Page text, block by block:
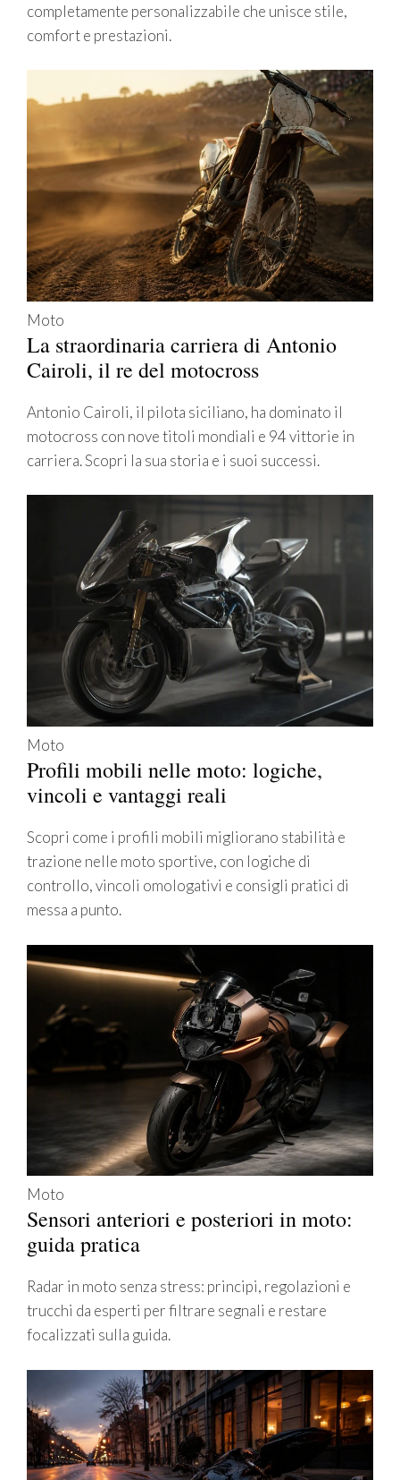
completamente personalizzabile che unisce stile,
comfort e prestazioni.
Moto
La straordinaria carriera di Antonio
Cairoli, il re del motocross
Antonio Cairoli, il pilota siciliano, ha dominato il
motocross con nove titoli mondiali e 94 vittorie in
carriera. Scopri la sua storia e i suoi successi.
Moto
Profili mobili nelle moto: logiche,
vincoli e vantaggi reali
Scopri come i profili mobili migliorano stabilità e
trazione nelle moto sportive, con logiche di
controllo, vincoli omologativi e consigli pratici di
messa a punto.
Moto
Sensori anteriori e posteriori in moto:
guida pratica
Radar in moto senza stress: principi, regolazioni e
trucchi da esperti per filtrare segnali e restare
focalizzati sulla guida.